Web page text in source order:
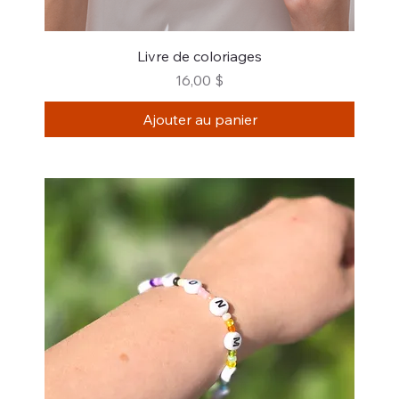
Livre de coloriages
Prix
16,00 $
Ajouter au panier